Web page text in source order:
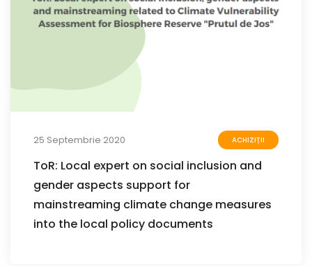
25 Septembrie 2020 ACHIZIȚII
ToR: Local expert on social inclusion and
gender aspects support for
mainstreaming climate change measures
into the local policy documents